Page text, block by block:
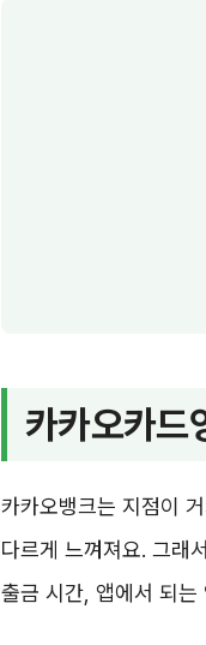
카카오카드
카카오뱅크는 지점이
다르게 느껴져요. 그래
출금 시간, 앱에서 되는